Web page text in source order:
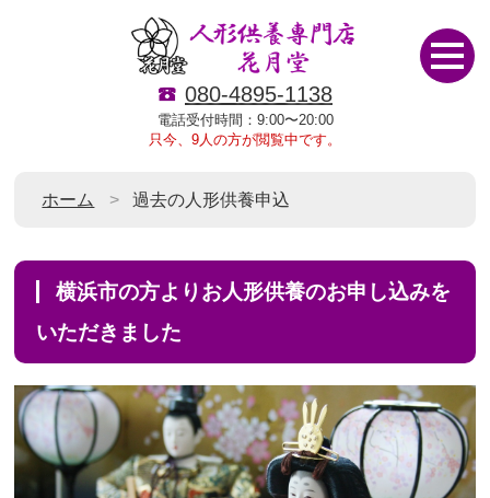
080-4895-1138
電話受付時間：9:00〜20:00
只今、9人の方が閲覧中です。
ホーム 過去の人形供養申込
横浜市の方よりお人形供養のお申し込みを
いただきました